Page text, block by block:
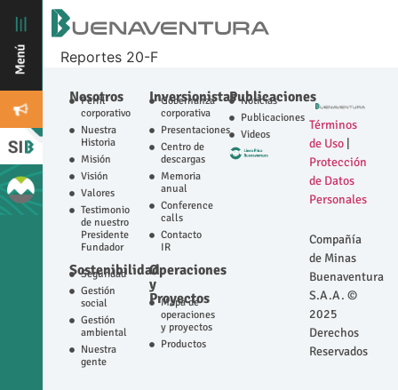
Reportes 20-F
Nosotros
Perfil
corporativo
Nuestra
Historia
Misión
Visión
Valores
Testimonio
de nuestro
Presidente
Fundador
Sostenibilidad
Seguridad
Gestión
social
Gestión
ambiental
Nuestra
gente
Inversionistas
Gobernanza
corporativa
Presentaciones
Centro de
descargas
Memoria
anual
Conference
calls
Contacto
IR
Operaciones
y
Proyectos
Mapa de
operaciones
y proyectos
Productos
Publicaciones
Noticias
Publicaciones
Videos
Términos
de Uso
Protección
de Datos
Personales
Compañía
de Minas
Buenaventura
S.A.A. ©
2025
Derechos
Reservados